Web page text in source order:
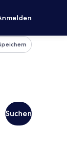
Suchen